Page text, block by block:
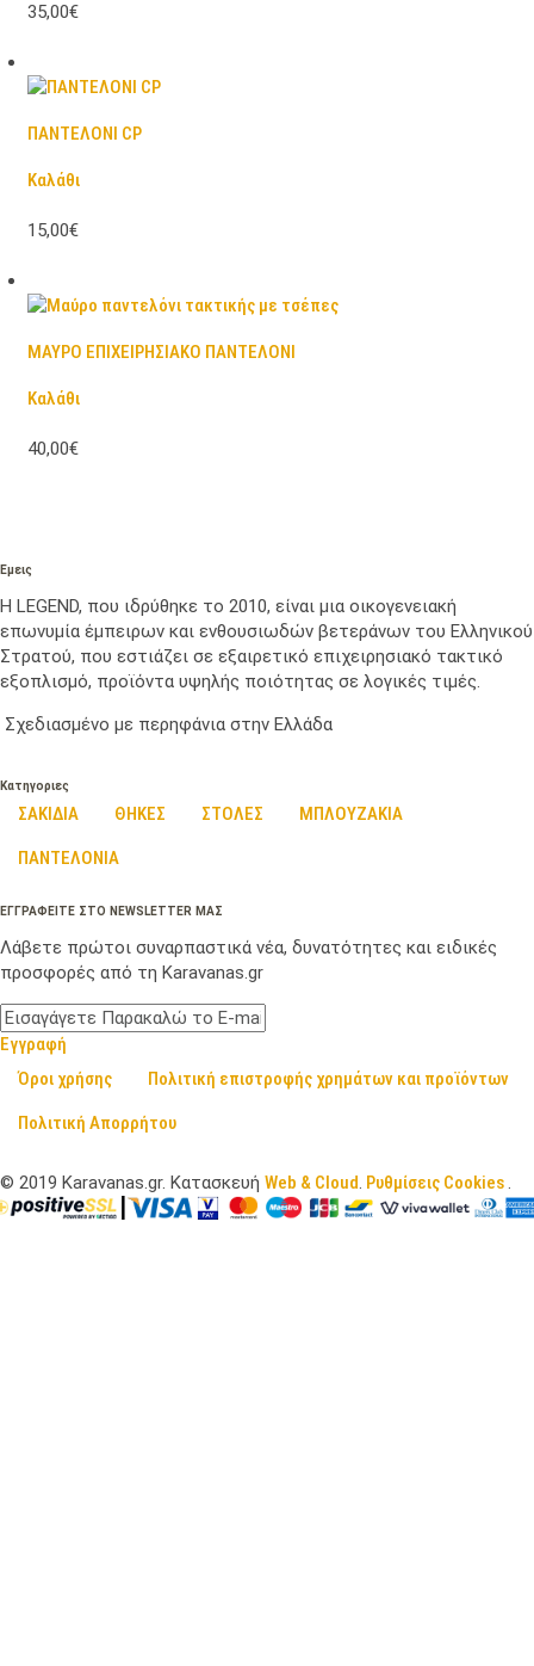
35,00€
ΠΑΝΤΕΛΟΝΙ CP
Καλάθι
15,00€
ΜΑΥΡΟ ΕΠΙΧΕΙΡΗΣΙΑΚΟ ΠΑΝΤΕΛΟΝΙ
Καλάθι
40,00€
Εμεις
Η LEGEND, που ιδρύθηκε το 2010, είναι μια οικογενειακή
επωνυμία έμπειρων και ενθουσιωδών βετεράνων του Ελληνικού
Στρατού, που εστιάζει σε εξαιρετικό επιχειρησιακό τακτικό
εξοπλισμό, προϊόντα υψηλής ποιότητας σε λογικές τιμές.
Σχεδιασμένο με περηφάνια στην Ελλάδα
Κατηγοριες
ΣΑΚΙΔΙΑ ΘΗΚΕΣ ΣΤΟΛΕΣ ΜΠΛΟΥΖΑΚΙΑ
ΠΑΝΤΕΛΟΝΙΑ
ΕΓΓΡΑΦΕΙΤΕ ΣΤΟ NEWSLETTER ΜΑΣ
Λάβετε πρώτοι συναρπαστικά νέα, δυνατότητες και ειδικές
προσφορές από τη Karavanas.gr
Εγγραφή
Όροι χρήσης
Πολιτική επιστροφής χρημάτων και προϊόντων
Πολιτική Απορρήτου
© 2019 Karavanas.gr. Κατασκευή Web & Cloud Ρυθμίσεις Cookies